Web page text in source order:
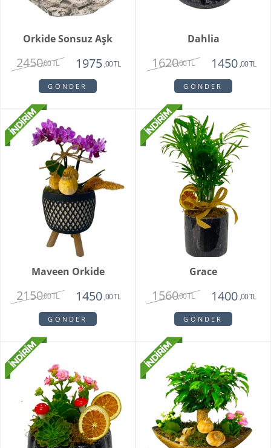
Orkide Sonsuz Aşk
2450,00 TL 1975 ,00 TL
GÖNDER
Dahlia
1620,00 TL 1450 ,00 TL
GÖNDER
Maveen Orkide
2150,00 TL 1450 ,00 TL
GÖNDER
Grace
1560,00 TL 1400 ,00 TL
GÖNDER